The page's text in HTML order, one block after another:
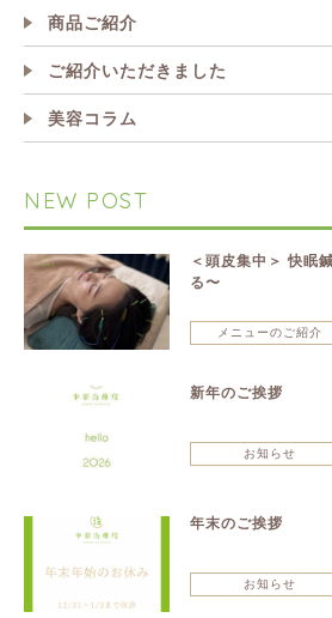
商品ご紹介
ご紹介いただきました
美容コラム
NEW POST
＜頭皮集中＞ 快眠
る〜
メニューのご紹介
新年のご挨拶
お知らせ
年末のご挨拶
お知らせ